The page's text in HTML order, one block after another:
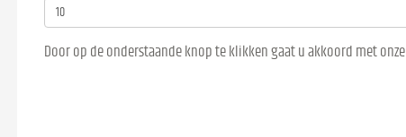
Door op de onderstaande knop te klikken gaat u akkoord met onze